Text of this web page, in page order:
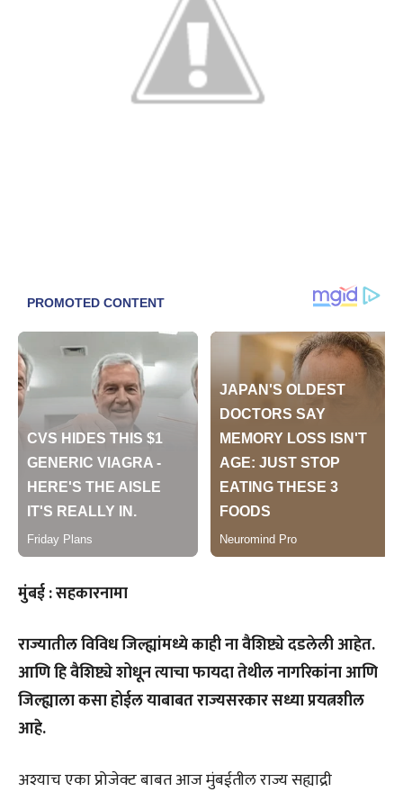
मुंबई : सहकारनामा
राज्यातील विविध जिल्ह्यांमध्ये काही ना वैशिष्ट्ये दडलेली आहेत.
आणि हि वैशिष्ट्ये शोधून त्याचा फायदा तेथील नागरिकांना आणि
जिल्ह्याला कसा होईल याबाबत राज्यसरकार सध्या प्रयत्नशील
आहे.
अश्याच एका प्रोजेक्ट बाबत आज मुंबईतील राज्य सह्याद्री